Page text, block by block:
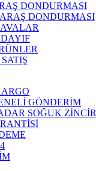
DONDURMASI
DONDURMASI
GÖNDERİM
SOĞUK ZİNCİR